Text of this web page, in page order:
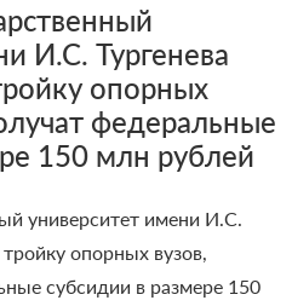
И.С. Тургенева
опорных
федеральные
150 млн рублей
университет имени И.С.
опорных вузов,
субсидии в размере 150